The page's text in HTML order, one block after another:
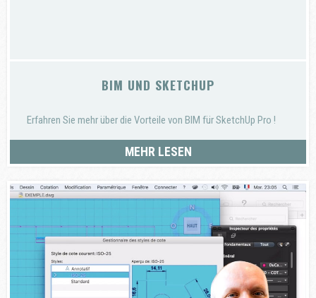
BIM UND SKETCHUP
Erfahren Sie mehr über die Vorteile von BIM für SketchUp Pro !
MEHR LESEN